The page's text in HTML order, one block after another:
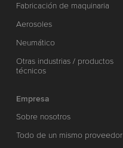
Fabricación de maquinaria
Aerosoles
Neumático
Otras industrias / productos
técnicos
Empresa
Sobre nosotros
Todo de un mismo proveedor